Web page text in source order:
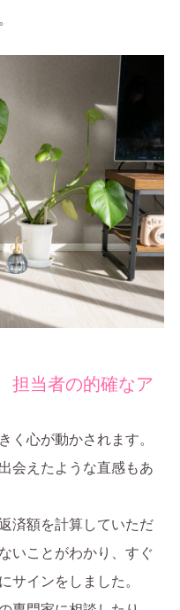
担当者の的確なア
く心が動かされます。
会えたような直感もあ
済額を計算していただ
いことがわかり、すぐ
サインをしました。